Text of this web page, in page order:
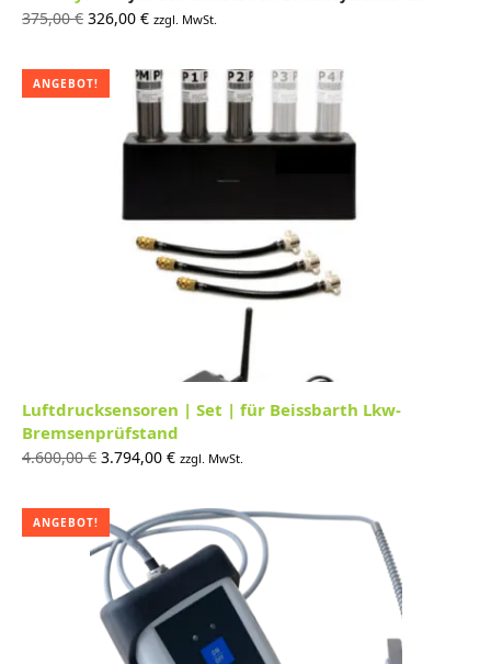
375,00€ Ursprünglicher
375,00 €
326,00 €Aktueller
326,00 €.
zzgl. MwSt.
ANGEBOT!
Luftdrucksensoren | Set | für Beissbarth Lkw-
Bremsenprüfstand
4.600,00€ Ursprünglicher
4.600,00 €
3.794,00 €Aktueller
3.794,00 €.
zzgl. MwSt.
ANGEBOT!